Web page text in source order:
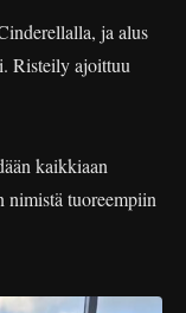
ja alus
Risteily ajoittuu
kaikkiaan
tuoreempiin